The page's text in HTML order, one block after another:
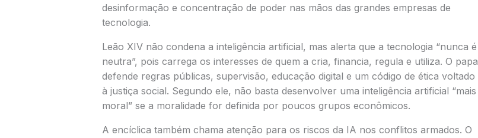
desinformação e concentração de poder nas mãos das grandes empresas de
tecnologia.
Leão XIV não condena a inteligência artificial, mas alerta que a tecnologia “nunca é
neutra”, pois carrega os interesses de quem a cria, financia, regula e utiliza. O papa
defende regras públicas, supervisão, educação digital e um código de ética voltado
à justiça social. Segundo ele, não basta desenvolver uma inteligência artificial “mais
moral” se a moralidade for definida por poucos grupos econômicos.
A encíclica também chama atenção para os riscos da IA nos conflitos armados. O